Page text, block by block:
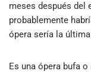
meses después del
probablemente
ópera sería la
Es una ópera bufa